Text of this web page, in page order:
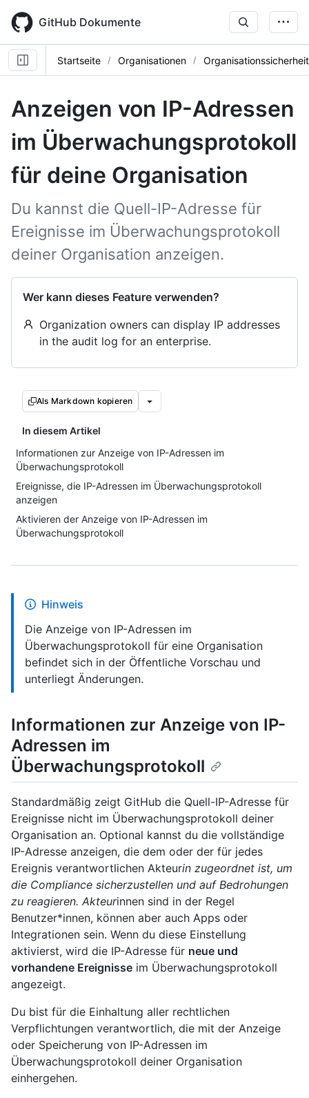
main
content
GitHub Dokumente
Startseite Organisationen Organisationssicherheit
Anzeigen von IP-Adressen
im Überwachungsprotokoll
für deine Organisation
Du kannst die Quell-IP-Adresse für
Ereignisse im Überwachungsprotokoll
deiner Organisation anzeigen.
Wer kann dieses Feature verwenden?
Organization owners can display IP addresses
in the audit log for an enterprise.
Als Markdown kopieren
In diesem Artikel
Informationen zur Anzeige von IP-Adressen im
Überwachungsprotokoll
Ereignisse, die IP-Adressen im Überwachungsprotokoll
anzeigen
Aktivieren der Anzeige von IP-Adressen im
Überwachungsprotokoll
Hinweis
Die Anzeige von IP-Adressen im
Überwachungsprotokoll für eine Organisation
befindet sich in der Öffentliche Vorschau und
unterliegt Änderungen.
Informationen zur Anzeige von IP-
Adressen im
Überwachungsprotokoll
Standardmäßig zeigt GitHub die Quell-IP-Adresse für
Ereignisse nicht im Überwachungsprotokoll deiner
Organisation an. Optional kannst du die vollständige
IP-Adresse anzeigen, die dem oder der für jedes
Ereignis verantwortlichen Akteurin zugeordnet ist, um
die Compliance sicherzustellen und auf Bedrohungen
zu reagieren. Akteurinnen sind in der Regel
Benutzer*innen, können aber auch Apps oder
Integrationen sein. Wenn du diese Einstellung
aktivierst, wird die IP-Adresse für neue und
vorhandene Ereignisse im Überwachungsprotokoll
angezeigt.
Du bist für die Einhaltung aller rechtlichen
Verpflichtungen verantwortlich, die mit der Anzeige
oder Speicherung von IP-Adressen im
Überwachungsprotokoll deiner Organisation
einhergehen.